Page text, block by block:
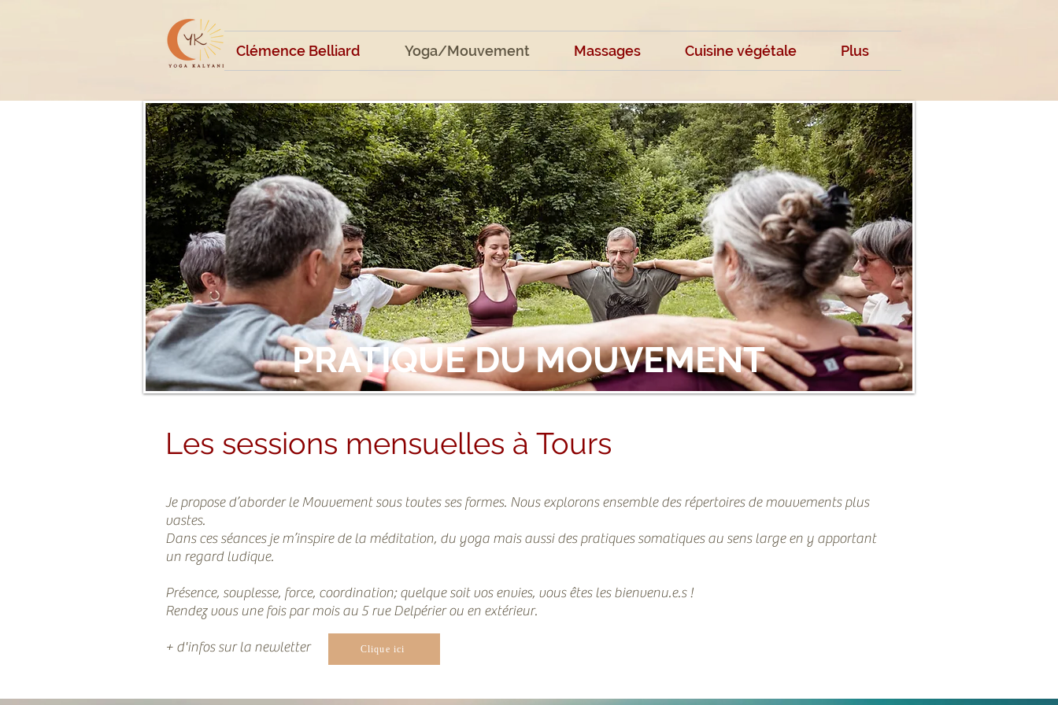
Clémence Belliard Yoga/Mouvement Massages Cuisine végétale Plus
PRATIQUE DU MOUVEMENT
Les sessions mensuelles à Tours
Je propose d’aborder le Mouvement sous toutes ses formes. Nous explorons ensemble des répertoires de mouvements plus
vastes.
Dans ces séances je m’inspire de la méditation, du yoga mais aussi des pratiques somatiques au sens large en y apportant
un regard ludique.
Présence, souplesse, force, coordination; quelque soit vos envies, vous êtes les bienvenu.e.s !
Rendez vous une fois par mois au 5 rue Delpérier ou en extérieur.
+ d'infos sur la newletter Clique ici